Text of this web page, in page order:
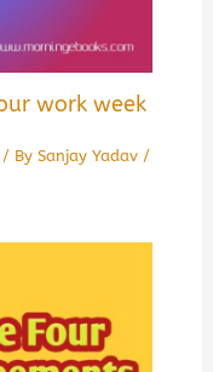
work week
By Sanjay Yadav /